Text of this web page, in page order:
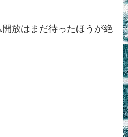
放はまだ待ったほうが絶